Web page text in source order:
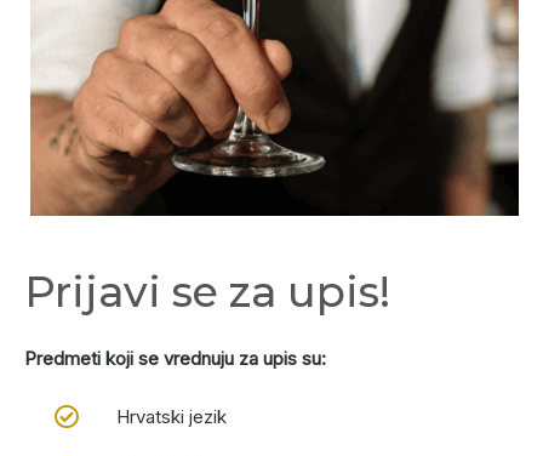
Prijavi se za upis!
Predmeti koji se vrednuju za upis su:
Hrvatski jezik